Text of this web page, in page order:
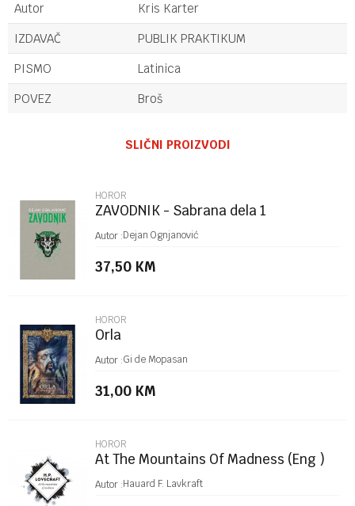
Autor
Kris Karter
IZDAVAČ
PUBLIK PRAKTIKUM
PISMO
Latinica
POVEZ
Broš
Poruka
POŠALJI
SLIČNI PROIZVODI
HOROR
ZAVODNIK - Sabrana dela 1
Autor :Dejan Ognjanović
37,50 KM
HOROR
Orla
Autor :Gi de Mopasan
31,00 KM
HOROR
At The Mountains Of Madness (Eng )
Autor :Hauard F. Lavkraft